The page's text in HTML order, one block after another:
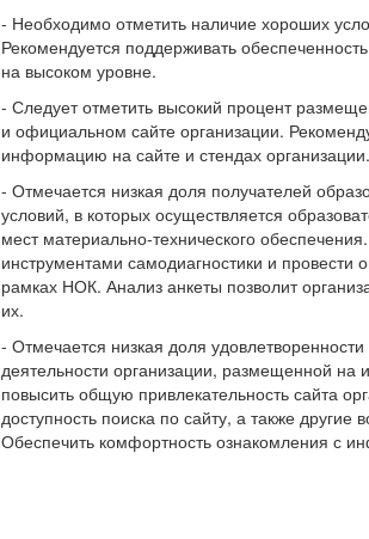
- Необходимо отметить наличие хороших
Рекомендуется поддерживать
на высоком уровне.
- Следует отметить высокий процент
и официальном сайте организации.
информацию на сайте и стендах организации.
- Отмечается низкая доля получателей
условий, в которых осуществляется
мест материально-технического
инструментами самодиагностики и
рамках НОК. Анализ анкеты позволит
их.
- Отмечается низкая доля
деятельности организации, размещенной
повысить общую привлекательность сайта
доступность поиска по сайту, а также
Обеспечить комфортность ознакомления с